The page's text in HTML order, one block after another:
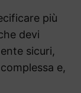
più
devi
sicuri,
e,